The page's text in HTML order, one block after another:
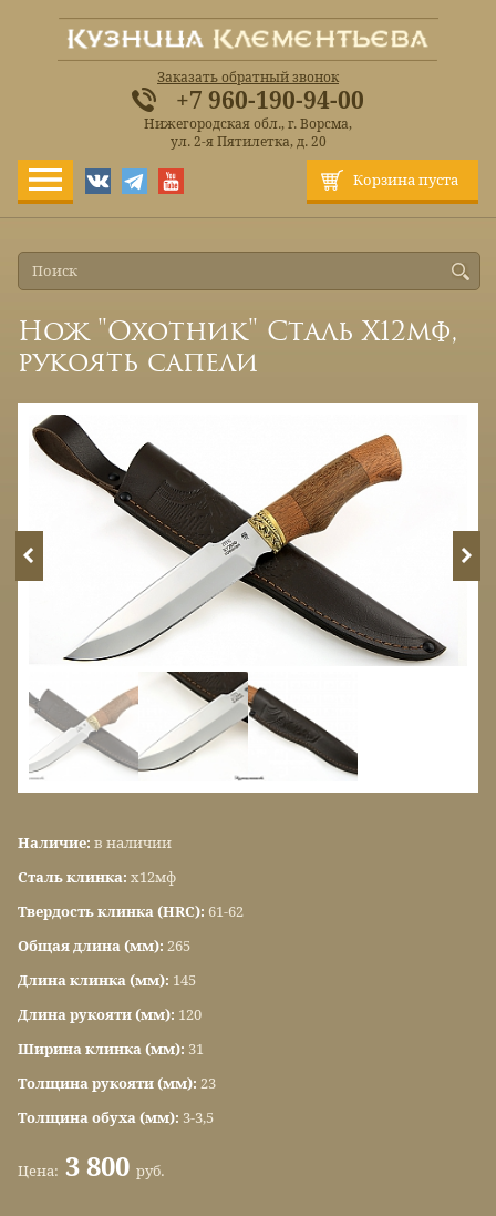
Корзина пуста
Заказать обратный звонок
+7 960-190-94-00
Нижегородская обл., г. Ворсма,
ул. 2-я Пятилетка, д. 20
Нож "Охотник" Сталь Х12мф,
рукоять сапели
Наличие: в наличии
Сталь клинка: х12мф
Твердость клинка (HRC): 61-62
Общая длина (мм): 265
Длина клинка (мм): 145
Длина рукояти (мм): 120
Ширина клинка (мм): 31
Толщина рукояти (мм): 23
Толщина обуха (мм): 3-3,5
Цена: 3 800 руб.